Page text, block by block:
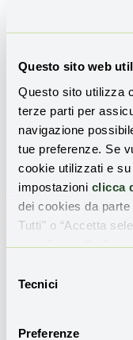
Questo sito web
Questo sito utilizza
terze parti per
navigazione
tue preferenze. Se
cookie utilizzati e
impostazioni clicca
dei cookies da
Tutti" o “Accetta
per rifiutare
delTecnici
Preferenze
Ambiental
Molti
e
alla